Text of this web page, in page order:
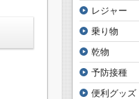
レジャー
乗り物
乾物
予防接種
便利グッズ